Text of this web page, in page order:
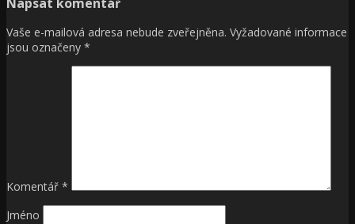
Vaše e-mailová adresa nebude zveřejněna. Vyžadované informace
jsou označeny *
Komentář *
Jméno